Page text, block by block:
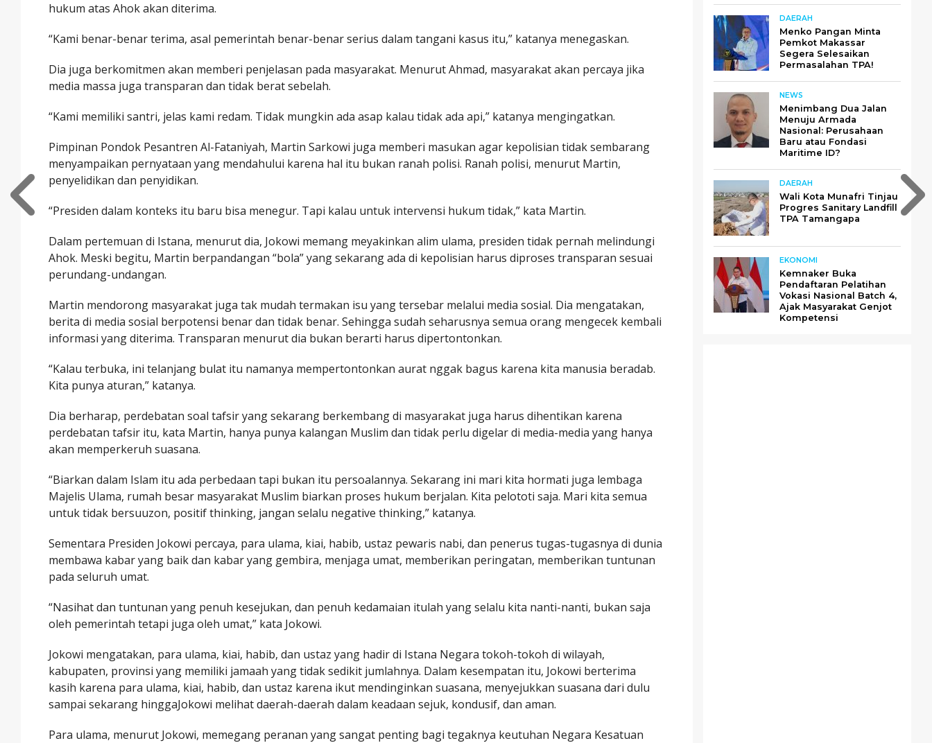
hukum atas Ahok akan diterima.
“Kami benar-benar terima, asal pemerintah benar-benar serius dalam tangani kasus itu,” katanya menegaskan.
Dia juga berkomitmen akan memberi penjelasan pada masyarakat. Menurut Ahmad, masyarakat akan percaya jika
media massa juga transparan dan tidak berat sebelah.
“Kami memiliki santri, jelas kami redam. Tidak mungkin ada asap kalau tidak ada api,” katanya mengingatkan.
Pimpinan Pondok Pesantren Al-Fataniyah, Martin Sarkowi juga memberi masukan agar kepolisian tidak sembarang
menyampaikan pernyataan yang mendahului karena hal itu bukan ranah polisi. Ranah polisi, menurut Martin,
penyelidikan dan penyidikan.
“Presiden dalam konteks itu baru bisa menegur. Tapi kalau untuk intervensi hukum tidak,” kata Martin.
Dalam pertemuan di Istana, menurut dia, Jokowi memang meyakinkan alim ulama, presiden tidak pernah melindungi
Ahok. Meski begitu, Martin berpandangan “bola” yang sekarang ada di kepolisian harus diproses transparan sesuai
perundang-undangan.
Martin mendorong masyarakat juga tak mudah termakan isu yang tersebar melalui media sosial. Dia mengatakan,
berita di media sosial berpotensi benar dan tidak benar. Sehingga sudah seharusnya semua orang mengecek kembali
informasi yang diterima. Transparan menurut dia bukan berarti harus dipertontonkan.
“Kalau terbuka, ini telanjang bulat itu namanya mempertontonkan aurat nggak bagus karena kita manusia beradab.
Kita punya aturan,” katanya.
Dia berharap, perdebatan soal tafsir yang sekarang berkembang di masyarakat juga harus dihentikan karena
perdebatan tafsir itu, kata Martin, hanya punya kalangan Muslim dan tidak perlu digelar di media-media yang hanya
akan memperkeruh suasana.
“Biarkan dalam Islam itu ada perbedaan tapi bukan itu persoalannya. Sekarang ini mari kita hormati juga lembaga
Majelis Ulama, rumah besar masyarakat Muslim biarkan proses hukum berjalan. Kita pelototi saja. Mari kita semua
untuk tidak bersuuzon, positif thinking, jangan selalu negative thinking,” katanya.
Sementara Presiden Jokowi percaya, para ulama, kiai, habib, ustaz pewaris nabi, dan penerus tugas-tugasnya di dunia
membawa kabar yang baik dan kabar yang gembira, menjaga umat, memberikan peringatan, memberikan tuntunan
pada seluruh umat.
“Nasihat dan tuntunan yang penuh kesejukan, dan penuh kedamaian itulah yang selalu kita nanti-nanti, bukan saja
oleh pemerintah tetapi juga oleh umat,” kata Jokowi.
Jokowi mengatakan, para ulama, kiai, habib, dan ustaz yang hadir di Istana Negara tokoh-tokoh di wilayah,
kabupaten, provinsi yang memiliki jamaah yang tidak sedikit jumlahnya. Dalam kesempatan itu, Jokowi berterima
kasih karena para ulama, kiai, habib, dan ustaz karena ikut mendinginkan suasana, menyejukkan suasana dari dulu
sampai sekarang hinggaJokowi melihat daerah-daerah dalam keadaan sejuk, kondusif, dan aman.
Para ulama, menurut Jokowi, memegang peranan yang sangat penting bagi tegaknya keutuhan Negara Kesatuan
DAERAH
Menko Pangan Minta
Pemkot Makassar
Segera Selesaikan
Permasalahan TPA!
NEWS
Menimbang Dua Jalan
Menuju Armada
Nasional: Perusahaan
Baru atau Fondasi
Maritime ID?
DAERAH
Wali Kota Munafri Tinjau
Progres Sanitary Landfill
TPA Tamangapa
EKONOMI
Kemnaker Buka
Pendaftaran Pelatihan
Vokasi Nasional Batch 4,
Ajak Masyarakat Genjot
Kompetensi